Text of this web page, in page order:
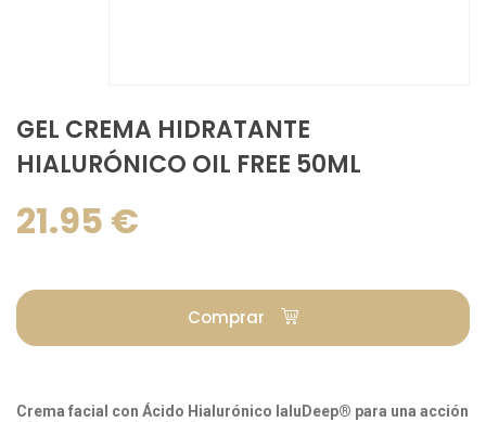
GEL CREMA HIDRATANTE
HIALURÓNICO OIL FREE 50ML
21.95 €
Comprar
Crema facial con Ácido Hialurónico IaluDeep® para una acción